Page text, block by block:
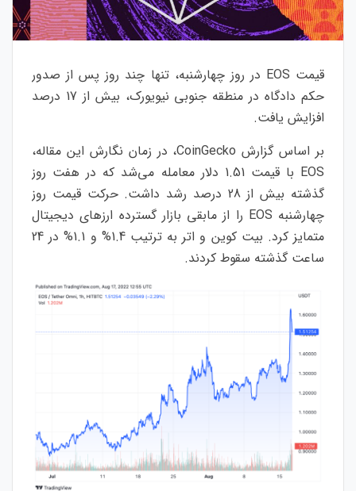
قیمت EOS در روز چهارشنبه، تنها چند روز پس از صدور
حکم دادگاه در منطقه جنوبی نیویورک، بیش از 17 درصد
افزایش یافت.
بر اساس گزارش CoinGecko، در زمان نگارش این مقاله،
EOS با قیمت 1.51 دلار معامله می‌شد که در هفت روز
گذشته بیش از 28 درصد رشد داشت. حرکت قیمت روز
چهارشنبه EOS را از مابقی بازار گسترده ارزهای دیجیتال
متمایز کرد. بیت کوین و اتر به ترتیب 1.4% و 1.1% در 24
ساعت گذشته سقوط کردند.